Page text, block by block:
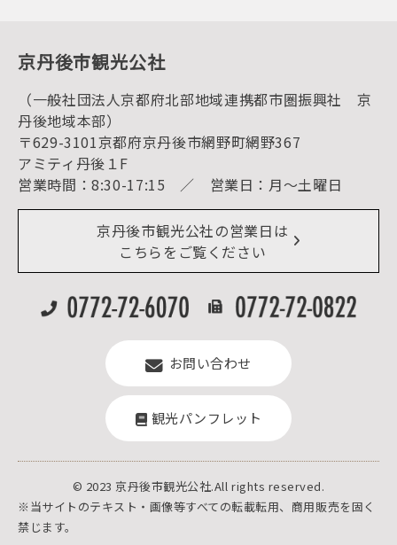
観光
海水浴
キャンプ
お宿探し
宿泊・日帰り予約（空室検索）
予約照会・予約キャンセル
宿泊施設一覧（お宿比較ページ）
アクセス
お知らせ
イベント情報
デジタル観光パンフレット
リアルタイム道路情報
よくある質問
京丹後市観光公社
（一般社団法人京都府北部地域連携都市圏振興社 京
丹後地域本部）
〒629-3101京都府京丹後市網野町網野367
アミティ丹後１F
営業時間：8:30-17:15 ／ 営業日：月～土曜日
京丹後市観光公社の営業日は
こちらをご覧ください
お問い合わせ
観光パンフレット
© 2023 京丹後市観光公社.All rights reserved.
※当サイトのテキスト・画像等すべての転載転用、商用販売を固く
禁じます。